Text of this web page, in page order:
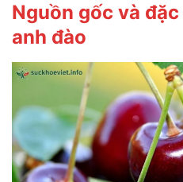
Nguồn gốc và
anh đào